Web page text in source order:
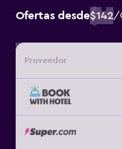
Ofertas desde$142/
Proveedor